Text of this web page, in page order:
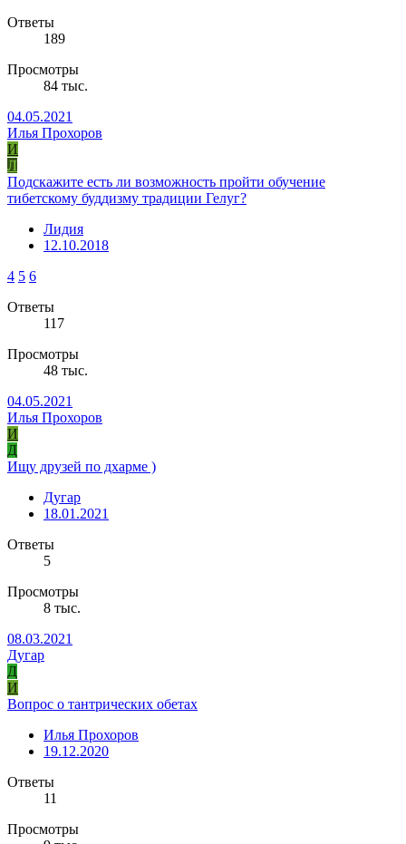
Ответы
189
Просмотры
84 тыс.
04.05.2021
Илья Прохоров
И
Л
Подскажите есть ли возможность пройти обучение
тибетскому буддизму традиции Гелуг?
Лидия
12.10.2018
4 5 6
Ответы
117
Просмотры
48 тыс.
04.05.2021
Илья Прохоров
И
Д
Ищу друзей по дхарме )
Дугар
18.01.2021
Ответы
5
Просмотры
8 тыс.
08.03.2021
Дугар
Д
И
Вопрос о тантрических обетах
Илья Прохоров
19.12.2020
Ответы
11
Просмотры